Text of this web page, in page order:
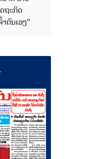
ຖະກິດ
າຕົນເອງ”